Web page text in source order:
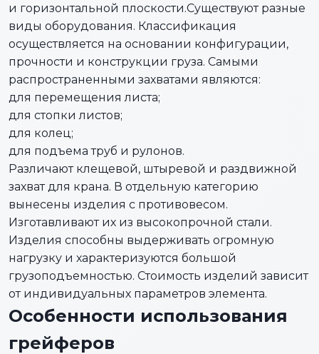
и горизонтальной плоскости.Существуют разные
виды оборудования. Классификация
осуществляется на основании конфигурации,
прочности и конструкции груза. Самыми
распространенными захватами являются:
для перемещения листа;
для стопки листов;
для колец;
для подъема труб и рулонов.
Различают клещевой, штыревой и раздвижной
захват для крана. В отдельную категорию
вынесены изделия с противовесом.
Изготавливают их из высокопрочной стали.
Изделия способны выдерживать огромную
нагрузку и характеризуются большой
грузоподъемностью. Стоимость изделий зависит
от индивидуальных параметров элемента.
Особенности использования
грейферов